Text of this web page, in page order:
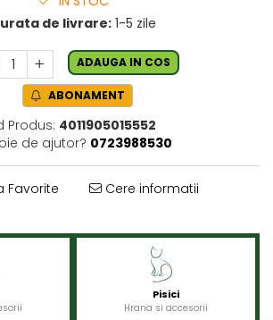
de livrare: 1-5 zile
ADAUGA IN COS
ABONAMENT
Produs: 4011905015552
de ajutor? 0723988530
Favorite Cere informatii
Pisici
Hrana si accesorii